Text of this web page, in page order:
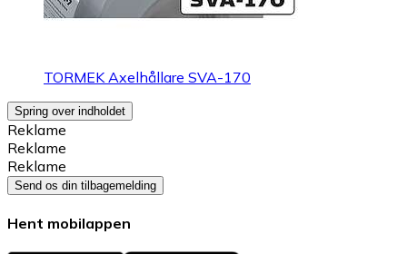
TORMEK Axelhållare SVA-170
Spring over indholdet
Reklame
Reklame
Reklame
Send os din tilbagemelding
Hent mobilappen